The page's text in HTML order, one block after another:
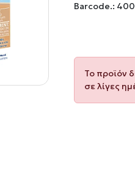
Barcode.:
Το προϊόν
σε λίγες